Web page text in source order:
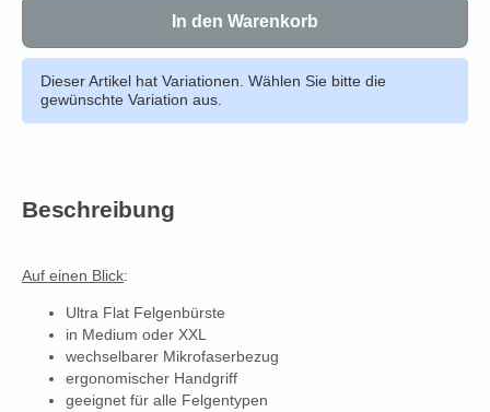
In den Warenkorb
Dieser Artikel hat Variationen. Wählen Sie bitte die
gewünschte Variation aus.
Beschreibung
Auf einen Blick:
Ultra Flat Felgenbürste
in Medium oder XXL
wechselbarer Mikrofaserbezug
ergonomischer Handgriff
geeignet für alle Felgentypen